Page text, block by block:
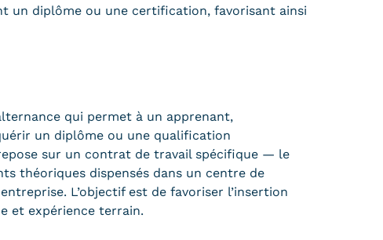
un diplôme ou une certification, favorisant ainsi
qui permet à un apprenant,
un diplôme ou une qualification
sur un contrat de travail spécifique — le
théoriques dispensés dans un centre de
L’objectif est de favoriser l’insertion
et expérience terrain.